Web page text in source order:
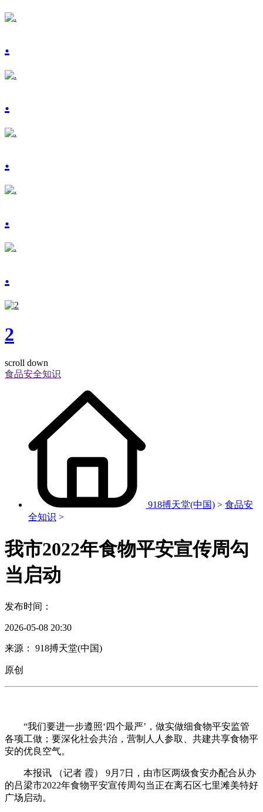
.
.
.
.
.
2
scroll down
食品安全知识
918搏天堂(中国) > 食品安
全知识 >
我市2022年食物平安宣传周勾
当启动
发布时间：
2026-05-08 20:30
来源： 918搏天堂(中国)
原创
“我们要进一步遵照‘四个最严’，做实做细食物平安监管
各项工做；要深化社会共治，营制人人参取、共建共享食物平
安的优良空气。
本报讯 （记者 霞） 9月7日，由市区两级食安办配合从办
的吕梁市2022年食物平安宣传周勾当正在离石区七里滩美特好
广场启动。